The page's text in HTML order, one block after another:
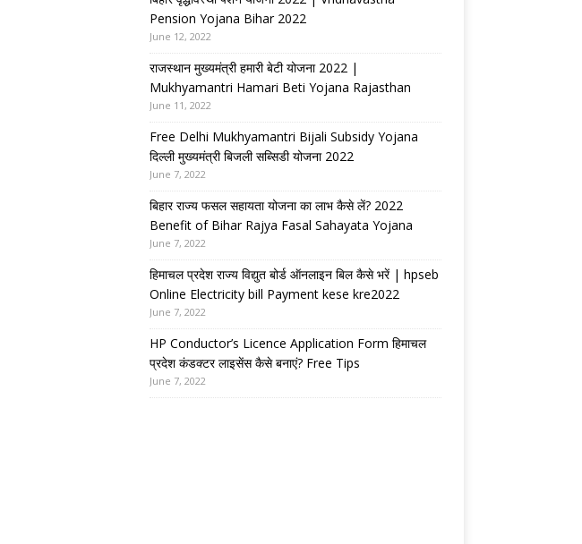
Pension Yojana Bihar 2022
June 12, 2022
राजस्थान मुख्यमंत्री हमारी बेटी योजना 2022 |
Mukhyamantri Hamari Beti Yojana Rajasthan
June 11, 2022
Free Delhi Mukhyamantri Bijali Subsidy Yojana
दिल्ली मुख्यमंत्री बिजली सब्सिडी योजना 2022
June 7, 2022
बिहार राज्य फसल सहायता योजना का लाभ कैसे लें? 2022
Benefit of Bihar Rajya Fasal Sahayata Yojana
June 7, 2022
हिमाचल प्रदेश राज्य विद्युत बोर्ड ऑनलाइन बिल कैसे भरें | hpseb
Online Electricity bill Payment kese kre2022
June 7, 2022
HP Conductor’s Licence Application Form हिमाचल
प्रदेश कंडक्टर लाइसेंस कैसे बनाएं? Free Tips
June 7, 2022